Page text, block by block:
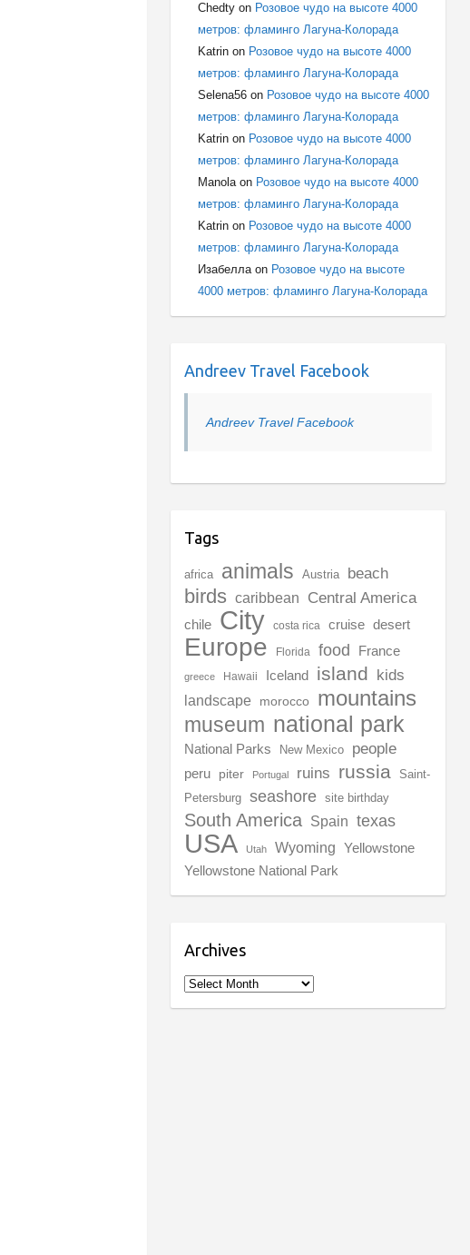
Chedty on Розовое чудо на высоте 4000
метров: фламинго Лагуна-Колорада
Katrin on Розовое чудо на высоте 4000
метров: фламинго Лагуна-Колорада
Selena56 on Розовое чудо на высоте 4000
метров: фламинго Лагуна-Колорада
Katrin on Розовое чудо на высоте 4000
метров: фламинго Лагуна-Колорада
Manolaon Розовое чудо на высоте 4000
метров: фламинго Лагуна-Колорада
Katrin on Розовое чудо на высоте 4000
метров: фламинго Лагуна-Колорада
Изабеллаon Розовое чудо на высоте
4000 метров: фламинго Лагуна-Колорада
Andreev Travel Facebook
Andreev Travel Facebook
Tags
africa animals Austria beach
birds caribbean Central America
chile City costa rica cruise desert
Europe Florida food France
greece Hawaii Iceland island kids
landscape morocco mountains
museum national park
National Parks New Mexico people
peru piter Portugal ruins russia
Saint-
Petersburg
seashore site birthday
South America Spain texas
USA Utah Wyoming Yellowstone
Yellowstone National Park
Archives
Archives